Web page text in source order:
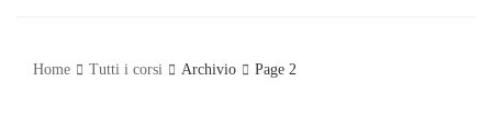
Home Tutti i corsi Archivio Page 2